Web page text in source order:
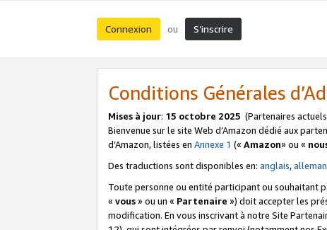
Connexion ou S’inscrire
Conditions Générales
Mises à jour: 15 octobre 2025 (Partenaires
Bienvenue sur le site Web d’Amazon dédié aux
d’Amazon, listées en Annexe 1 (« Amazon» ou «
Des traductions sont disponibles en: anglais,
Toute personne ou entité participant ou souhaitant
« vous» ou un « Partenaire ») doit accepter les
modification. En vous inscrivant à notre Site